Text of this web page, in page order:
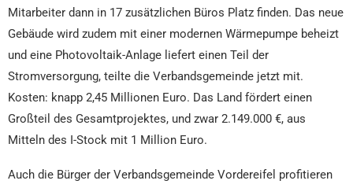
Mitarbeiter dann in 17 zusätzlichen Büros Platz finden. Das neue
Gebäude wird zudem mit einer modernen Wärmepumpe beheizt
und eine Photovoltaik-Anlage liefert einen Teil der
Stromversorgung, teilte die Verbandsgemeinde jetzt mit.
Kosten: knapp 2,45 Millionen Euro. Das Land fördert einen
Großteil des Gesamtprojektes, und zwar 2.149.000 €, aus
Mitteln des I-Stock mit 1 Million Euro.
Auch die Bürger der Verbandsgemeinde Vordereifel profitieren